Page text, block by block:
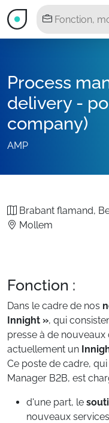
Process
delivery -
company)
AMP
Brabant flamand,
Mollem
Fonction :
Dans le cadre de nos
Innight », qui
presse à de
actuellement un
Ce poste de cadre,
Manager B2B, est
d'une part, le
nouveaux